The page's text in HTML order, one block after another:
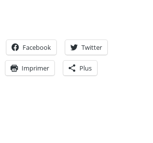
Facebook Twitter
Imprimer Plus